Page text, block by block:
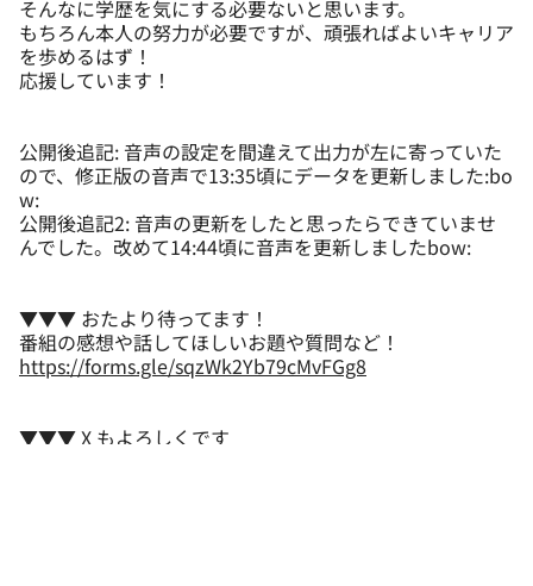
そんなに学歴を気にする必要ないと思います。
もちろん本人の努力が必要ですが、頑張ればよいキャリア
を歩めるはず！
応援しています！
公開後追記: 音声の設定を間違えて出力が左に寄っていた
ので、修正版の音声で13:35頃にデータを更新しました:bo
w:
公開後追記2: 音声の更新をしたと思ったらできていませ
んでした。改めて14:44頃に音声を更新しましたbow:
▼▼▼ おたより待ってます！
https://forms.gle/sqzWk2Yb79cMvFGg8
▼▼▼ X もよろしくです